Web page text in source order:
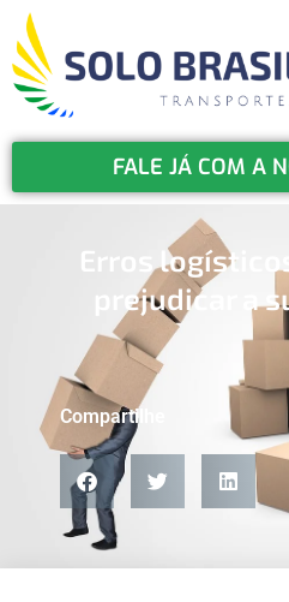
FALE JÁ COM A
Erros
prejudicar a
Compartilhe